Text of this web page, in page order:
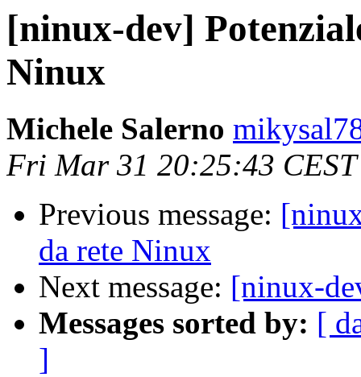
[ninux-dev]
Ninux
Michele Salerno
Fri Mar 31 20:25:43
Previous message:
da rete Ninux
Next message: [ninux-
Messages sorted by: [
]